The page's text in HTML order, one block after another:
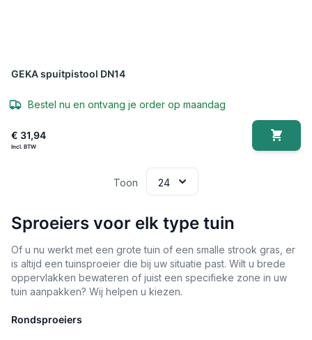
GEKA spuitpistool DN14
Bestel nu en ontvang je order op maandag
€ 31,94
Toon
Sproeiers voor elk type tuin
Of u nu werkt met een grote tuin of een smalle strook gras, er
is altijd een tuinsproeier die bij uw situatie past. Wilt u brede
oppervlakken bewateren of juist een specifieke zone in uw
tuin aanpakken? Wij helpen u kiezen.
Rondsproeiers